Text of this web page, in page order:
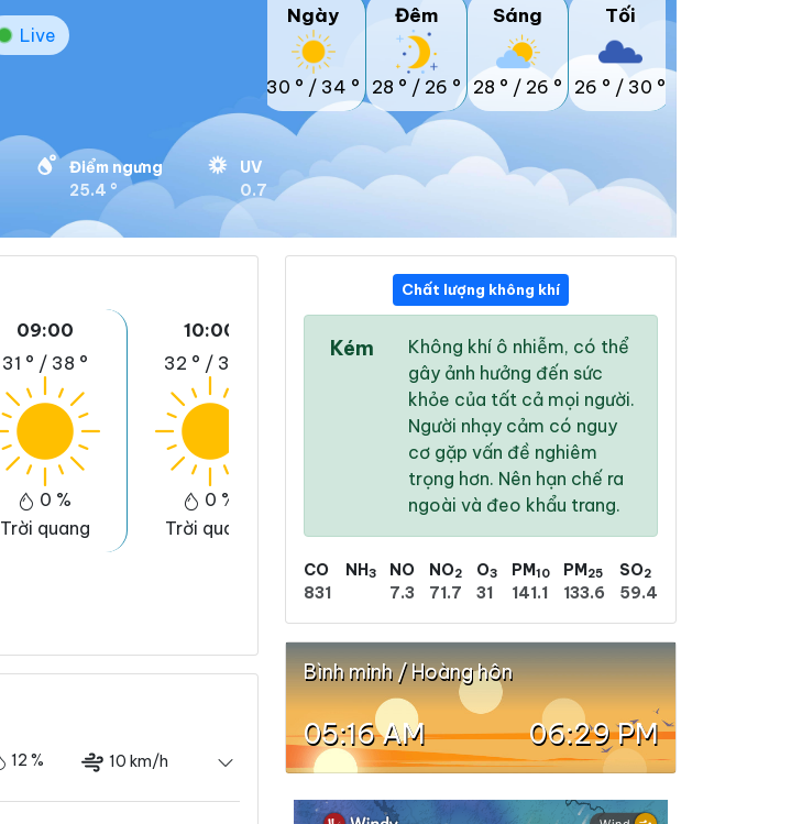
Live
Điểm ngưng
25.4 °
UV
0.7
Ngày
30 ° / 34 °
Đêm
28 ° / 26 °
Sáng
28 ° / 26 °
Tối
26 ° / 30 °
09:00
31 ° / 38 °
0 %
Trời quang
10:00
32 ° / 39 °
0 %
Trời quang
33 °/
34 °
/42 °
4 %
12 % 10 km/h
Chất lượng không khí
Kém
Không khí ô nhiễm, có thể
gây ảnh hưởng đến sức
khỏe của tất cả mọi người.
Người nhạy cảm có nguy
cơ gặp vấn đề nghiêm
trọng hơn. Nên hạn chế ra
ngoài và đeo khẩu trang.
CO
831
NH3
NO
7.3
NO2
71.7
O3
31
PM10
141.1
PM25
133.6
SO2
59.4
Bình minh / Hoàng hôn
05:16 AM 06:29 PM